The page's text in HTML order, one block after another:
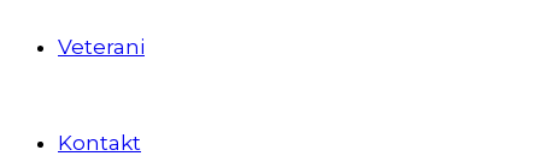
Veterani
Kontakt